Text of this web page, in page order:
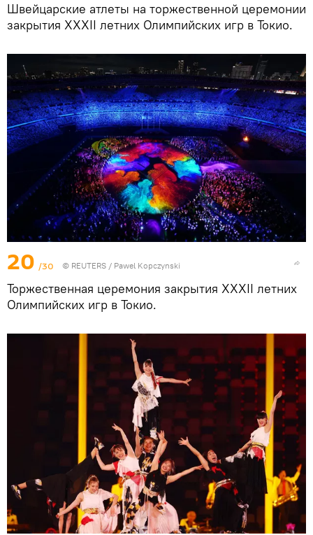
Швейцарские атлеты на торжественной церемонии
закрытия XXXII летних Олимпийских игр в Токио.
20 /30 © REUTERS / Pawel Kopczynski
Торжественная церемония закрытия XXXII летних
Олимпийских игр в Токио.